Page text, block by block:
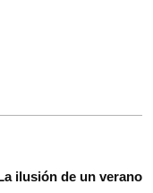
ilusión de un verano